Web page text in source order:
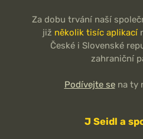
Za dobu trvání naší
již několik tisíc aplikací
České i Slovenské
zahraniční
Podívejte sena ty
J Seidl a